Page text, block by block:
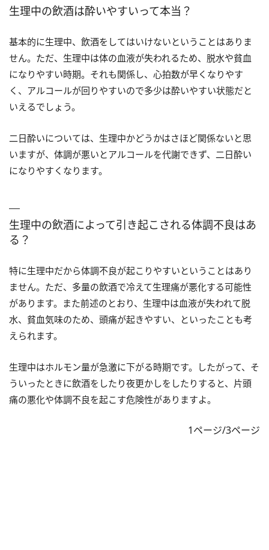
生理中の飲酒は酔いやすいって本当？
基本的に生理中、飲酒をしてはいけないということはありま
せん。ただ、生理中は体の血液が失われるため、脱水や貧血
になりやすい時期。それも関係し、心拍数が早くなりやす
く、アルコールが回りやすいので多少は酔いやすい状態だと
いえるでしょう。
二日酔いについては、生理中かどうかはさほど関係ないと思
いますが、体調が悪いとアルコールを代謝できず、二日酔い
になりやすくなります。
生理中の飲酒によって引き起こされる体調不良はあ
る？
特に生理中だから体調不良が起こりやすいということはあり
ません。ただ、多量の飲酒で冷えて生理痛が悪化する可能性
があります。また前述のとおり、生理中は血液が失われて脱
水、貧血気味のため、頭痛が起きやすい、といったことも考
えられます。
生理中はホルモン量が急激に下がる時期です。したがって、そ
ういったときに飲酒をしたり夜更かしをしたりすると、片頭
痛の悪化や体調不良を起こす危険性がありますよ。
1ページ/3ページ